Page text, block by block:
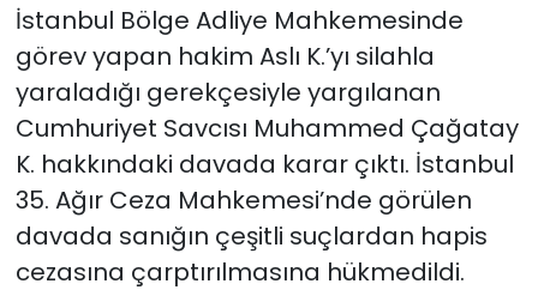
İstanbul Bölge Adliye Mahkemesinde
görev yapan hakim Aslı K.’yı silahla
yaraladığı gerekçesiyle yargılanan
Cumhuriyet Savcısı Muhammed Çağatay
K. hakkındaki davada karar çıktı. İstanbul
35. Ağır Ceza Mahkemesi’nde görülen
davada sanığın çeşitli suçlardan hapis
cezasına çarptırılmasına hükmedildi.